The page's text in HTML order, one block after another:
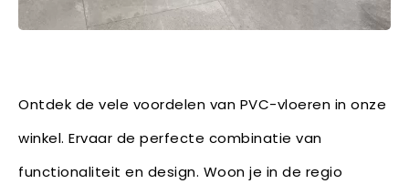
Ontdek de vele voordelen van PVC-vloeren in onze
winkel. Ervaar de perfecte combinatie van
functionaliteit en design. Woon je in de regio